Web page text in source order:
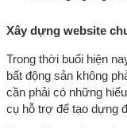
Xây dựng website
Trong thời buổi hiện
bất động sản không
cần phải có những
cụ hỗ trợ để tạo dựng